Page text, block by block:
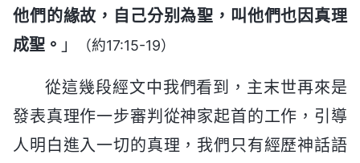
他們的緣故，自己分别為聖，叫他們也因真理
成聖。 」 （約17:15-19）
從這幾段經文中我們看到，主末世再來是
發表真理作一步審判從神家起首的工作，引導
人明白進入一切的真理，我們只有經歷神話語